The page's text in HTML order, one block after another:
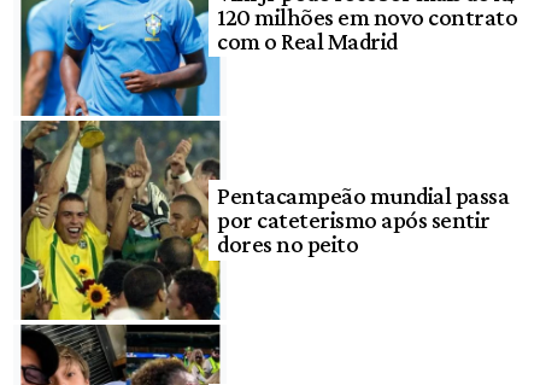
120 milhões em novo contrato
com o Real Madrid
Pentacampeão mundial passa
por cateterismo após sentir
dores no peito